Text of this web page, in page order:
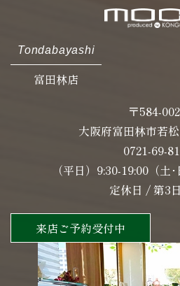
Tondabayashi
富田林店
〒584-
大阪府富田林市若
0721-69-
（平日）9:30-19:00（土
定休日 / 第3
来店ご予約受付中